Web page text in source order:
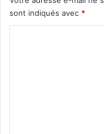
sont indiqués avec *